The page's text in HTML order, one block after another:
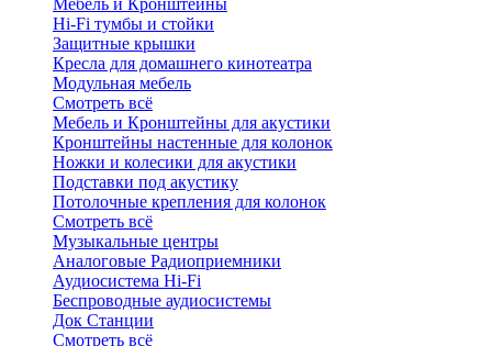
Мебель и Кронштейны
Hi-Fi тумбы и стойки
Защитные крышки
Кресла для домашнего кинотеатра
Модульная мебель
Смотреть всё
Мебель и Кронштейны для акустики
Кронштейны настенные для колонок
Ножки и колесики для акустики
Подставки под акустику
Потолочные крепления для колонок
Смотреть всё
Музыкальные центры
Аналоговые Радиоприемники
Аудиосистема Hi-Fi
Беспроводные аудиосистемы
Док Станции
Смотреть всё